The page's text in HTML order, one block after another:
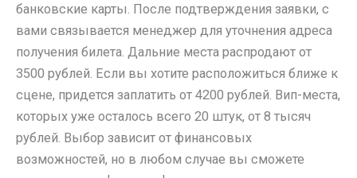
банковские карты. После подтверждения заявки, с
вами связывается менеджер для уточнения адреса
получения билета. Дальние места распродают от
3500 рублей. Если вы хотите расположиться ближе к
сцене, придется заплатить от 4200 рублей. Вип-места,
которых уже осталось всего 20 штук, от 8 тысяч
рублей. Выбор зависит от финансовых
возможностей, но в любом случае вы сможете